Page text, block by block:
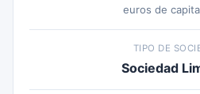
euros de
TIPO DE
Sociedad